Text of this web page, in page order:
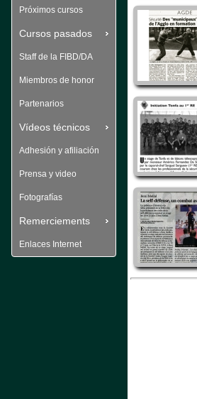
Próximos cursos
Cursos pasados
Staff de la FIBD/DA
Miembros de honor
Partenarios
Vídeos técnicos
Adhesión y afiliación
Prensa y video
Fotografías
Remerciements
Enlaces Internet